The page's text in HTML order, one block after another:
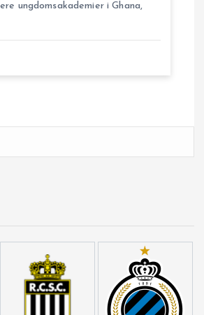
ungdomsakademier i Ghana,